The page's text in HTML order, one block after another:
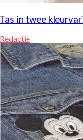
Tas in twee
Redactie